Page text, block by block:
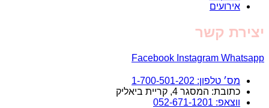
אירועים
יצירת קשר
Facebook Instagram Whatsapp
מס׳ טלפון: 1-700-501-202
כתובת: המסגר 4, קריית ביאליק
ווצאפ: 052-671-1201